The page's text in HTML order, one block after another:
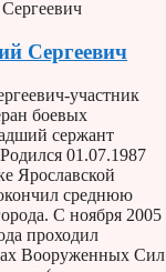
Сергеевич
участник
боевых
сержант
01.07.1987
Ярославской
среднюю
С ноября 2005
проходил
Вооруженных Сил